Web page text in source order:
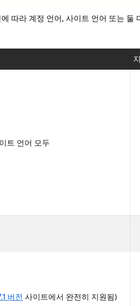
따라 계정 언어, 사이트 언어 또는 둘
트 언어 모두
버전 사이트에서 완전히 지원됨)